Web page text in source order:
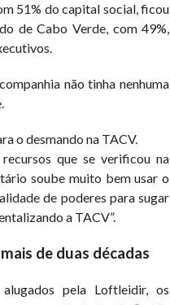
51% do capital social, ficou
de Cabo Verde, com 49%,
não tinha nenhuma
o desmando na TACV.
que se verificou na
soube muito bem usar o
de poderes para sugar
a TACV”.
de duas décadas
pela Loftleidir, os